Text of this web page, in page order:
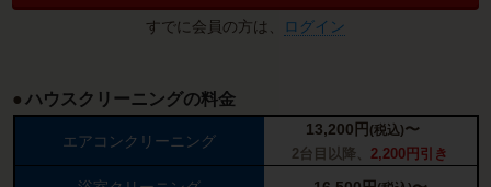
すでに会員の方は、 ログイン
ハウスクリーニングの料金
エアコンクリーニング
13,200円(税込)〜
2台目以降、 2,200円引き